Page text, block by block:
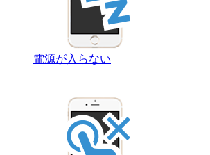
電源が入らない